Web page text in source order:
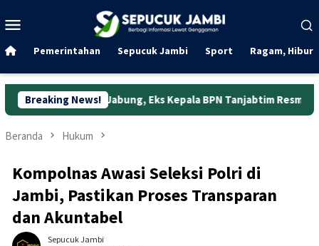
ke
Mobile
Pemerintahan Sepucuk Jambi Sport Ragam,
Breaking News!
Eks Kepala BPN Tanjabtim Resmi Ditahan
Beranda Hukum
Kompolnas Awasi Seleksi Polri di
Jambi, Pastikan Proses Transparan
dan Akuntabel
Sepucuk Jambi